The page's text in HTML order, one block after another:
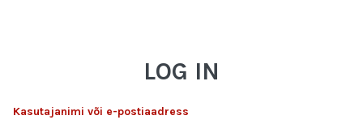
LOG IN
Kasutajanimi või e-postiaadress